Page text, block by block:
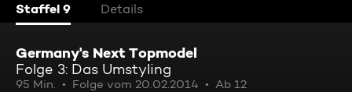
Staffel 9 Details
Germany's Next Topmodel
Folge 3: Das Umstyling
95 Min. Folge vom 20.02.2014
Ab 12